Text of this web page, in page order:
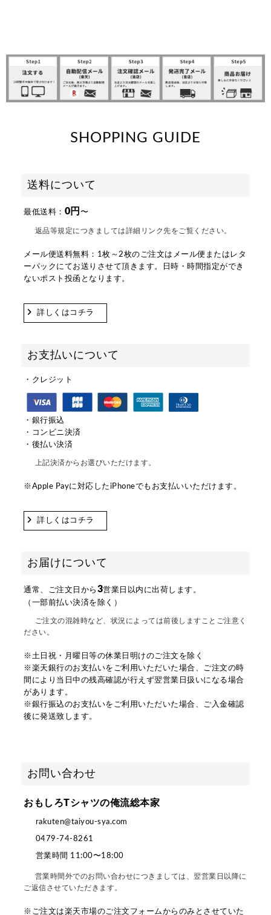
SHOPPING GUIDE
送料について
最低送料： 0円 〜
返品等規定につきましては詳細リンク先をご覧ください。
メール便送料無料：1枚～2枚のご注文はメール便またはレタ
ーパックにてお送りさせて頂きます。日時・時間指定ができ
ないポスト投函となります。
詳しくはコチラ
お支払いについて
・クレジット
・銀行振込
・コンビニ決済
・後払い決済
上記決済からお選びいただけます。
※Apple Payに対応したiPhoneでもお支払いいただけます。
詳しくはコチラ
お届けについて
通常、ご注文日から 3営業日以内に出荷します。
（一部前払い決済を除く）
ご注文の混雑時など、状況によっては前後しますことご注意く
ださい。
※土日祝・月曜日等の休業日明けのご注文を除く
※楽天銀行のお支払いをご利用いただいた場合、ご注文の時
間により当日中の残高確認が行えず翌営業日扱いになる場合
があります。
※銀行振込のお支払いをご利用いただいた場合、ご入金確認
後に発送致します。
お問い合わせ
おもしろTシャツの俺流総本家
rakuten@taiyou-sya.com
0479-74-8261
営業時間 11:00〜18:00
営業時間外でのお問い合わせにつきましては、翌営業日以降に
ご返信させていただきます。
※ご注文は楽天市場のご注文フォームからのみとさせていた